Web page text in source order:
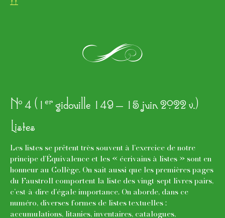
i
No 4 (1ergidouille 149 – 15 juin 2022 v.)
Listes
Les listes se prêtent très souvent à l’exercice de notre
principe d’Équivalence et les « écrivains à listes » sont en
honneur au Collège. On sait aussi que les premières pages
du Faustroll comportent la liste des vingt-sept livres pairs,
c’est-à-dire d’égale importance. On aborde, dans ce
numéro, diverses formes de listes textuelles :
accumulations, litanies, inventaires, catalogues,